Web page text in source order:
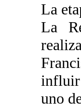
La
La
influir
uno